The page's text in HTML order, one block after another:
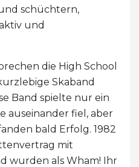
schüchtern,
und
die High School
Skaband
Band spielte nur ein
auseinander fiel, aber
bald Erfolg. 1982
mit
wurden als Wham! Ihr